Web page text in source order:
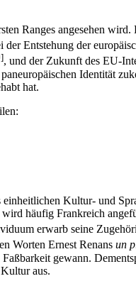
Ranges angesehen
Entstehung der
, und der Zukunft des EU-
Identität
hat.
einheitlichen Kultur- und
häufig Frankreich
erwarb seine
Worten Ernest Renans un
gewann.
aus.